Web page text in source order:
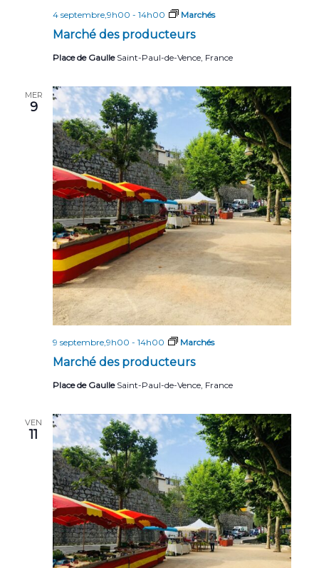
Marché des producteurs
4 septembre,9h00 - 14h00 Marchés
Place de Gaulle Saint-Paul-de-Vence, France
MER
9
Marché des producteurs
9 septembre,9h00 - 14h00 Marchés
Place de Gaulle Saint-Paul-de-Vence, France
VEN
11